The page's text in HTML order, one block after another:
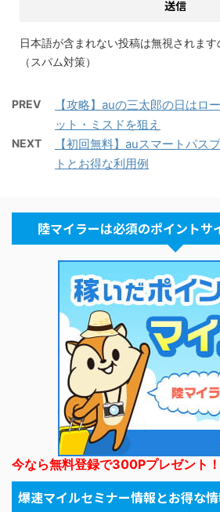
日本語が含まれない投稿は無視されます
（スパム対策）
PREV
【攻略】auの三太郎の日はロ
ット・ミスドを狙え
NEXT
【初回無料】auスマートパス
トとお得な利用例
陸マイラーは必須のポイントサ
今なら無料登録で300Pプレゼント！
爆速マイルセミナー情報とお得な